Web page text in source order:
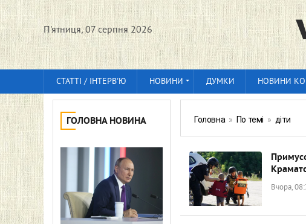
П'ятниця, 07 серпня 2026
СТАТТІ / ІНТЕРВ'Ю НОВИНИ ДУМКИ НОВИНИ
ГОЛОВНА НОВИНА Головна » По темі » діти
Вчора,